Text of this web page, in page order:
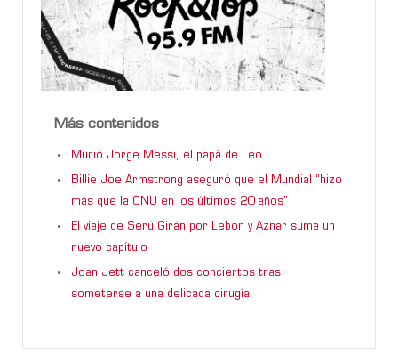
Más contenidos
Murió Jorge Messi, el papá de Leo
Billie Joe Armstrong aseguró que el Mundial “hizo
más que la ONU en los últimos 20 años”
El viaje de Serú Girán por Lebón y Aznar suma un
nuevo capítulo
Joan Jett canceló dos conciertos tras
someterse a una delicada cirugía